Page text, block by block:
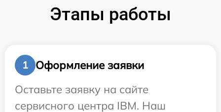
Этапы работы
1
Оформление заявки
Оставьте заявку на сайте
сервисного центра IBM. Наш